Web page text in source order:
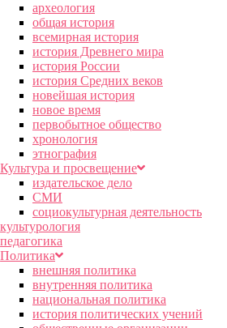
археология
общая история
всемирная история
история Древнего мира
история России
история Средних веков
новейшая история
новое время
первобытное общество
хронология
этнография
Культура и просвещение
издательское дело
СМИ
социокультурная деятельность
культурология
педагогика
Политика
внешняя политика
внутренняя политика
национальная политика
история политических учений